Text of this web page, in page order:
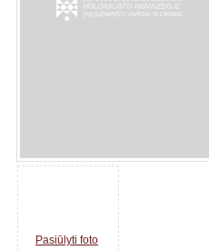
Pasiūlyti foto